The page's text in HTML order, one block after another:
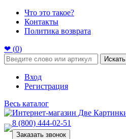
Что это такое?
Контакты
Политика возврата
❤ (0)
Искать
Вход
Регистрация
Весь каталог
8 (800) 444-02-51
Заказать звонок